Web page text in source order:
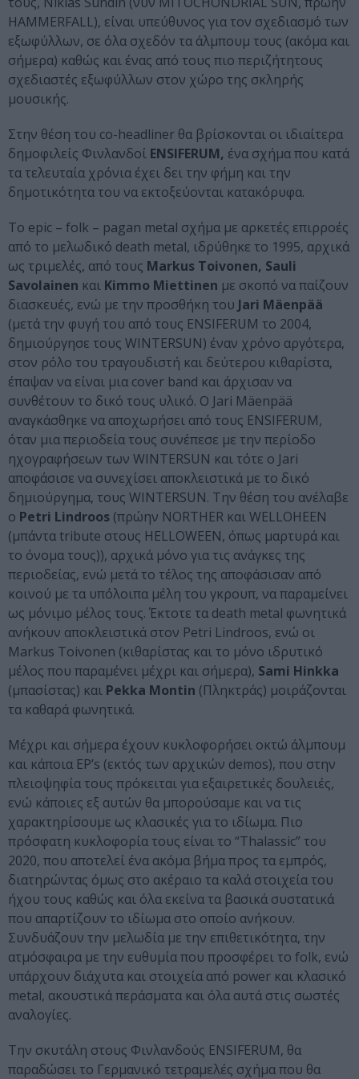
HAMMERFALL), είναι υπεύθυνος για τον σχεδιασμό των
εξωφύλλων, σε όλα σχεδόν τα άλμπουμ τους (ακόμα και
σήμερα) καθώς και ένας από τους πιο περιζήτητους
σχεδιαστές εξωφύλλων στον χώρο της σκληρής
μουσικής.
Στην θέση του co-headliner θα βρίσκονται οι ιδιαίτερα
δημοφιλείς Φινλανδοί ENSIFERUM, ένα σχήμα που κατά
τα τελευταία χρόνια έχει δει την φήμη και την
δημοτικότητα του να εκτοξεύονται κατακόρυφα.
Το epic – folk – pagan metal σχήμα με αρκετές επιρροές
από το μελωδικό death metal, ιδρύθηκε το 1995, αρχικά
ως τριμελές, από τους Markus Toivonen, Sauli
Savolainen και Kimmo Miettinen με σκοπό να παίζουν
διασκευές, ενώ με την προσθήκη του Jari Mäenpää
(μετά την φυγή του από τους ENSIFERUM το 2004,
δημιούργησε τους WINTERSUN) έναν χρόνο αργότερα,
στον ρόλο του τραγουδιστή και δεύτερου κιθαρίστα,
έπαψαν να είναι μια cover band και άρχισαν να
συνθέτουν το δικό τους υλικό. O Jari Mäenpää
αναγκάσθηκε να αποχωρήσει από τους ENSIFERUM,
όταν μια περιοδεία τους συνέπεσε με την περίοδο
ηχογραφήσεων των WINTERSUN και τότε ο Jari
αποφάσισε να συνεχίσει αποκλειστικά με το δικό
δημιούργημα, τους WINTERSUN. Την θέση του ανέλαβε
ο Petri Lindroos (πρώην NORTHER και WELLOHEEN
(μπάντα tribute στους HELLOWEEN, όπως μαρτυρά και
το όνομα τους)), αρχικά μόνο για τις ανάγκες της
περιοδείας, ενώ μετά το τέλος της αποφάσισαν από
κοινού με τα υπόλοιπα μέλη του γκρουπ, να παραμείνει
ως μόνιμο μέλος τους. Έκτοτε τα death metal φωνητικά
ανήκουν αποκλειστικά στον Petri Lindroos, ενώ οι
Markus Toivonen (κιθαρίστας και το μόνο ιδρυτικό
μέλος που παραμένει μέχρι και σήμερα), Sami Hinkka
(μπασίστας) και Pekka Montin (Πληκτράς) μοιράζονται
τα καθαρά φωνητικά.
Μέχρι και σήμερα έχουν κυκλοφορήσει οκτώ άλμπουμ
και κάποια EP’s (εκτός των αρχικών demos), που στην
πλειοψηφία τους πρόκειται για εξαιρετικές δουλειές,
ενώ κάποιες εξ αυτών θα μπορούσαμε και να τις
χαρακτηρίσουμε ως κλασικές για το ιδίωμα. Πιο
πρόσφατη κυκλοφορία τους είναι το “Thalassic” του
2020, που αποτελεί ένα ακόμα βήμα προς τα εμπρός,
διατηρώντας όμως στο ακέραιο τα καλά στοιχεία του
ήχου τους καθώς και όλα εκείνα τα βασικά συστατικά
που απαρτίζουν το ιδίωμα στο οποίο ανήκουν.
Συνδυάζουν την μελωδία με την επιθετικότητα, την
ατμόσφαιρα με την ευθυμία που προσφέρει το folk, ενώ
υπάρχουν διάχυτα και στοιχεία από power και κλασικό
metal, ακουστικά περάσματα και όλα αυτά στις σωστές
αναλογίες.
Την σκυτάλη στους Φινλανδούς ENSIFERUM, θα
παραδώσει το Γερμανικό τετραμελές σχήμα που θα